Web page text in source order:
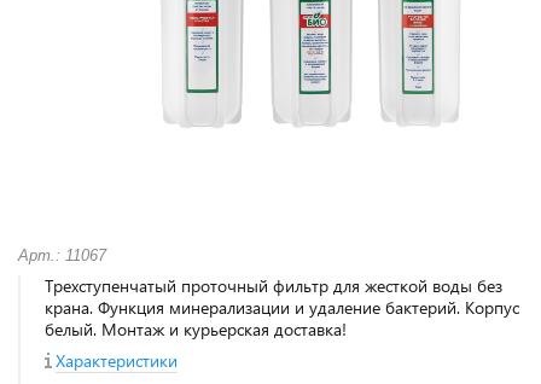
Арт.: 11067
Трехступенчатый проточный фильтр для жесткой воды без
крана. Функция минерализации и удаление бактерий. Корпус
белый. Монтаж и курьерская доставка!
Характеристики